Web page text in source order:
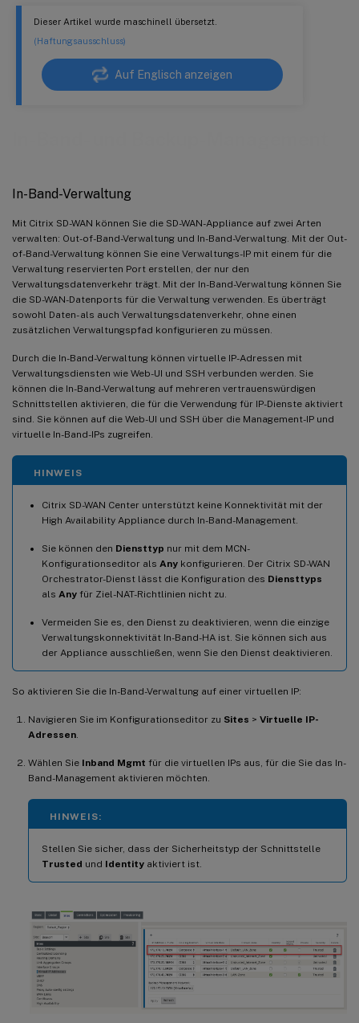
Dieser Artikel wurde maschinell übersetzt.
(Haftungsausschluss)
Auf Englisch anzeigen
In-Band-Verwaltung
Mit Citrix SD-WAN können Sie die SD-WAN-Appliance auf zwei Arten
verwalten: Out-of-Band-Verwaltung und In-Band-Verwaltung. Mit der Out-
of-Band-Verwaltung können Sie eine Verwaltungs-IP mit einem für die
Verwaltung reservierten Port erstellen, der nur den
Verwaltungsdatenverkehr trägt. Mit der In-Band-Verwaltung können Sie
die SD-WAN-Datenports für die Verwaltung verwenden. Es überträgt
sowohl Daten- als auch Verwaltungsdatenverkehr, ohne einen
zusätzlichen Verwaltungspfad konfigurieren zu müssen.
Durch die In-Band-Verwaltung können virtuelle IP-Adressen mit
Verwaltungsdiensten wie Web-UI und SSH verbunden werden. Sie
können die In-Band-Verwaltung auf mehreren vertrauenswürdigen
Schnittstellen aktivieren, die für die Verwendung für IP-Dienste aktiviert
sind. Sie können auf die Web-UI und SSH über die Management-IP und
virtuelle In-Band-IPs zugreifen.
HINWEIS
Citrix SD-WAN Center unterstützt keine Konnektivität mit der
High Availability Appliance durch In-Band-Management.
Sie können den Diensttyp nur mit dem MCN-
Konfigurationseditor als Any konfigurieren. Der Citrix SD-WAN
Orchestrator-Dienst lässt die Konfiguration des Diensttyps
als Any für Ziel-NAT-Richtlinien nicht zu.
Vermeiden Sie es, den Dienst zu deaktivieren, wenn die einzige
Verwaltungskonnektivität In-Band-HA ist. Sie können sich aus
der Appliance ausschließen, wenn Sie den Dienst deaktivieren.
So aktivieren Sie die In-Band-Verwaltung auf einer virtuellen IP:
Navigieren Sie im Konfigurationseditor zu Sites > Virtuelle IP-
Adressen
Wählen Sie Inband Mgmt für die virtuellen IPs aus, für die Sie das In-
Band-Management aktivieren möchten.
HINWEIS:
Stellen Sie sicher, dass der Sicherheitstyp der Schnittstelle
Trusted und Identity aktiviert ist.